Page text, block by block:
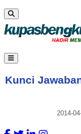
Kunci
2014-